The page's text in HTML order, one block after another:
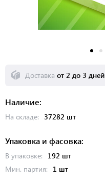
Наличие:
На складе: 37282 шт
Упаковка и фасовка:
В упаковке:
192 шт
Мин. партия:
1 шт
Доставка от 2 до 3 дней